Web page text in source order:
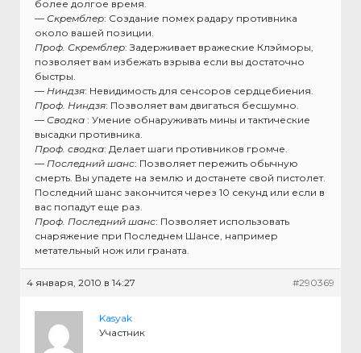
более долгое время.
— Скремблер: Создание помех радару противника
около вашей позиции.
Проф. Скремблер: Задерживает вражеские Клэйморы,
позволяет вам избежать взрыва если вы достаточно
быстры.
— Ниндзя: Невидимость для сенсоров сердцебиения.
Проф. Ниндзя: Позволяет вам двигаться бесшумно.
— Сводка : Умение обнаруживать мины и тактические
высадки противника.
Проф. сводка: Делает шаги противников громче.
— Последний шанс: Позволяет пережить обычную
смерть. Вы упадете на землю и достанете свой пистолет.
Последний шанс закончится через 10 секунд или если в
вас попадут еще раз.
Проф. Последний шанс: Позволяет использовать
снаряжение при Последнем Шансе, например
метательный нож или граната.
4 января, 2010 в 14:27 #290369
Kasyak
Участник